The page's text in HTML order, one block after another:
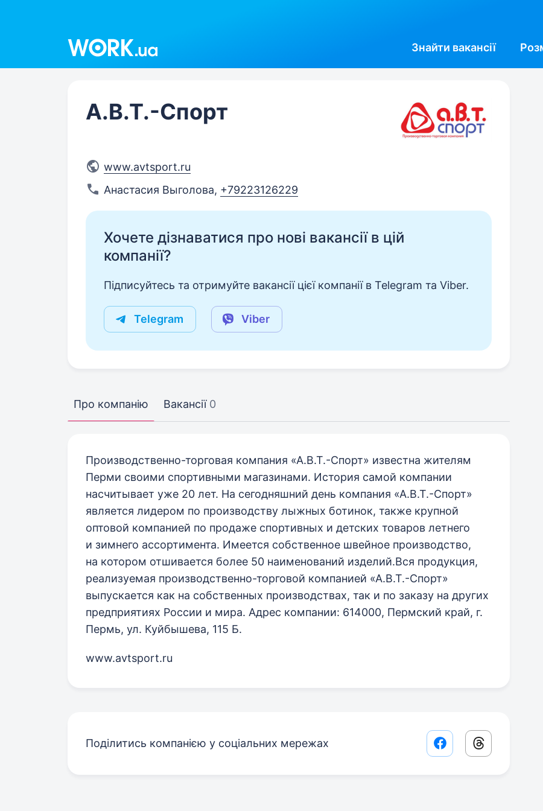
Знайти вакансії
А.В.Т.-Спорт
www.avtsport.ru
Анастасия Выголова, +79223126229
Хочете дізнаватися про нові вакансії в цій
компанії?
Підписуйтесь та отримуйте вакансії цієї компанії в Telegram та Viber.
Telegram Viber
Про компанію Вакансії 0
Производственно-торговая компания «А.В.Т.-Спорт» известна жителям
Перми своими спортивными магазинами. История самой компании
насчитывает уже 20 лет. На сегодняшний день компания «А.В.Т.-Спорт»
является лидером по производству лыжных ботинок, также крупной
оптовой компанией по продаже спортивных и детских товаров летнего
и зимнего ассортимента. Имеется собственное швейное производство,
на котором отшивается более 50 наименований изделий.Вся продукция,
реализуемая производственно-торговой компанией «А.В.Т.-Спорт»
выпускается как на собственных производствах, так и по заказу на других
предприятиях России и мира. Адрес компании: 614000, Пермский край, г.
Пермь, ул. Куйбышева, 115 Б.
www.avtsport.ru
Поділитись компанією у соціальних мережах Facebook share link
Threads